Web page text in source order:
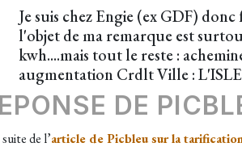
Je suis chez Engie (ex GDF)
l'objet de ma remarque est
kwh....mais tout le reste :
augmentation Crdlt Ville :
DE
de l’article de Picbleu sur la